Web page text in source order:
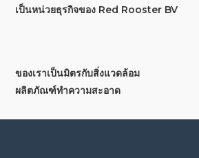
เป็นหน่วยธุรกิจของ Red Rooster BV
ของเราเป็นมิตรกับสิ่งแวดล้อม
ผลิตภัณฑ์ทำความสะอาด